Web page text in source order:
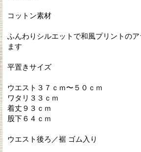
コットン素材
ふんわりシルエットで和風プリントの
ます
平置きサイズ
ウエスト３７ｃｍ〜５０ｃｍ
ワタリ３３ｃｍ
着丈９３ｃｍ
股下６４ｃｍ
ウエスト後ろ／裾 ゴム入り